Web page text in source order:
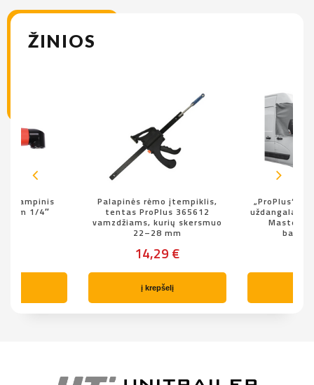
ŽINIOS
kampinis
1/4″
Palapinės rėmo įtempiklis,
tentas ProPlus 365612
vamzdžiams, kurių skersmuo
22–28 mm
14,29 €
į krepšelį
„ProPlus“
uždangalas,
Master“